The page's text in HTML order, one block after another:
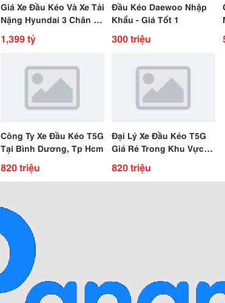
Giá Xe Đầu Kéo Và Xe Tải
Nặng Hyundai 3 Chân 4
Chân 5 Chân Cầu Co
Hd210 Hd320 ..
1,399 tỷ
Đầu Kéo Daewoo Nhập
Khẩu - Giá Tốt 1
300 triệu
Công Ty Xe Đầu Kéo T5G
Tại Bình Dương, Tp Hcm
820 triệu
Đại Lý Xe Đầu Kéo T5G
Giá Rẻ Trong Khu Vực
Miền Nam
820 triệu